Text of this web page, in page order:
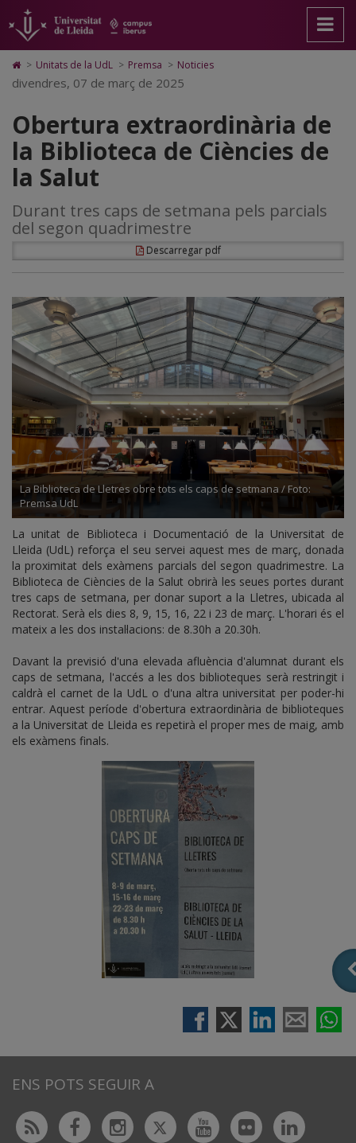
Obertura
extraordinària
de
la
Biblioteca
de
Ciències
de
la
Salut
pàgina
principal.
Universitat
Lleida
contingut
principal
Mapa
Web.
Universitat
Cerca
Accessibilitat.
Universitat
Lleida
Icono
de
Home
ir
a
la
página
de
inicio
> Unitats de la UdL > Premsa > Noticies
divendres, 07 de març de 2025
Obertura extraordinària de
la Biblioteca de Ciències de
la Salut
Durant tres caps de setmana pels parcials
del segon quadrimestre
Descarregar pdf
La Biblioteca de Lletres obre tots els caps de setmana / Foto:
Premsa UdL
La unitat de Biblioteca i Documentació de la Universitat de
Lleida (UdL) reforça el seu servei aquest mes de març, donada
la proximitat dels exàmens parcials del segon quadrimestre. La
Biblioteca de Ciències de la Salut obrirà les seues portes durant
tres caps de setmana, per donar suport a la Lletres, ubicada al
Rectorat. Serà els dies 8, 9, 15, 16, 22 i 23 de març. L'horari és el
mateix a les dos instal·lacions: de 8.30h a 20.30h.
Davant la previsió d'una elevada afluència d'alumnat durant els
caps de setmana, l'accés a les dos biblioteques serà restringit i
caldrà el carnet de la UdL o d'una altra universitat per poder-hi
entrar. Aquest període d'obertura extraordinària de biblioteques
a la Universitat de Lleida es repetirà el proper mes de maig, amb
els exàmens finals.
ENS POTS SEGUIR A
Rss FacebookInstagram
TwitterYoutubeFlickr